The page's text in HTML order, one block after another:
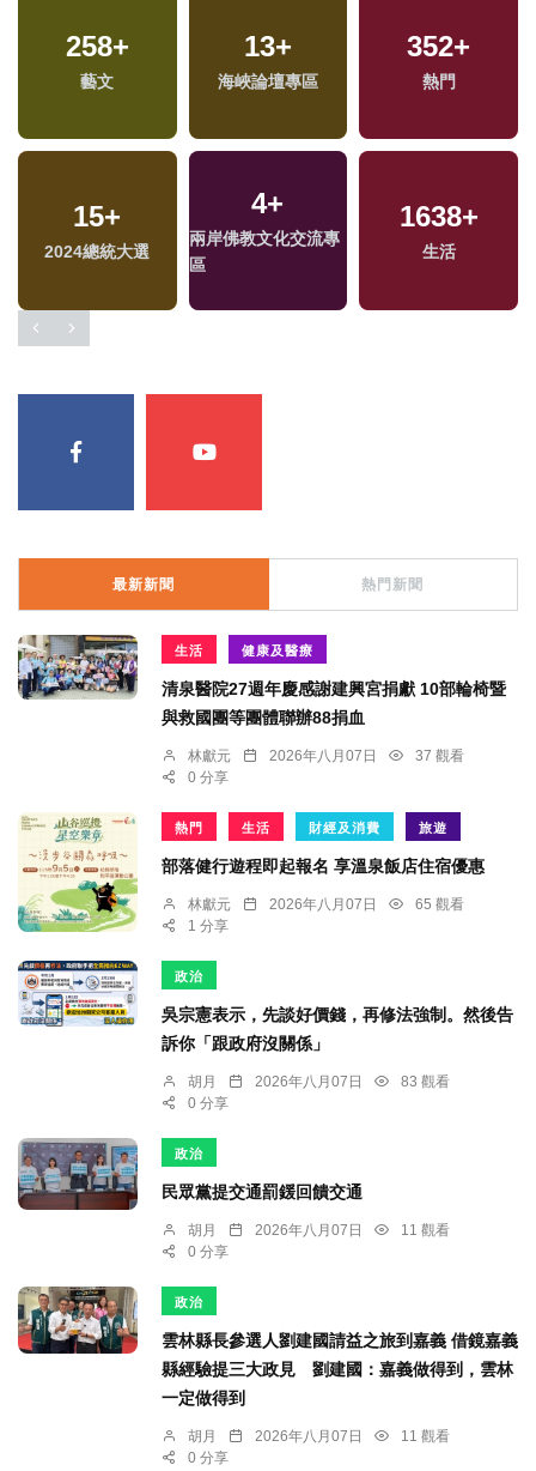
258+
藝文
13+
海峽論壇專區
352+
熱門
15+
2024總統大選
4+
兩岸佛教文化交流專
區
1638+
生活
最新新聞 熱門新聞
生活 健康及醫療
清泉醫院27週年慶感謝建興宮捐獻 10部輪椅暨
與救國團等團體聯辦88捐血
林獻元 2026年八月07日
37 觀看
0 分享
熱門 生活 財經及消費 旅遊
部落健行遊程即起報名 享溫泉飯店住宿優惠
林獻元 2026年八月07日
65 觀看
1 分享
政治
吳宗憲表示，先談好價錢，再修法強制。然後告
訴你「跟政府沒關係」
胡月 2026年八月07日
83 觀看
0 分享
政治
民眾黨提交通罰鍰回饋交通
胡月 2026年八月07日
11 觀看
0 分享
政治
雲林縣長參選人劉建國請益之旅到嘉義 借鏡嘉義
縣經驗提三大政見 劉建國：嘉義做得到，雲林
一定做得到
胡月 2026年八月07日
11 觀看
0 分享